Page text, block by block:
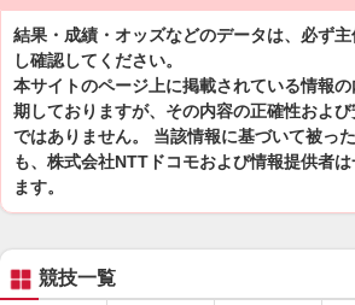
結果・成績・オッズなどのデータは、必ず
し確認してください。
本サイトのページ上に掲載されている情報
期しておりますが、その内容の正確性およ
ではありません。 当該情報に基づいて被っ
も、株式会社NTTドコモおよび情報提供者
ます。
競技一覧